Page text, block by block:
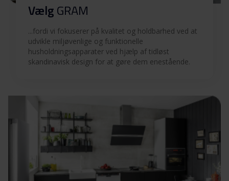
VælgGRAM
...fordi vi fokuserer på kvalitet og holdbarhed ved at
udvikle miljøvenlige og funktionelle
husholdningsapparater ved hjælp af tidløst
skandinavisk design for at gøre dem enestående.